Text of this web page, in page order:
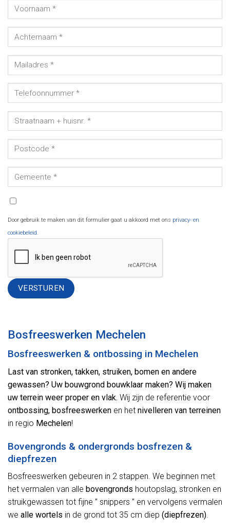
Door gebruik te maken van dit formulier gaat u akkoord met ons privacy- en
cookiebeleid.
Bosfreeswerken Mechelen
Bosfreeswerken & ontbossing in Mechelen
Last van stronken, takken, struiken, bomen en andere
gewassen? Uw bouwgrond bouwklaar maken? Wij maken
uw terrein weer proper en vlak. Wij zijn de referentie voor
ontbossing, bosfreeswerken en het nivelleren van terreinen
in regio Mechelen!
Bovengronds & ondergronds bosfrezen &
diepfrezen
Bosfreeswerken gebeuren in 2 stappen. We beginnen met
het vermalen van alle bovengronds houtopslag, stronken en
struikgewassen tot fijne ” snippers ” en vervolgens vermalen
we alle wortels in de grond tot 35 cm diep (diepfrezen).